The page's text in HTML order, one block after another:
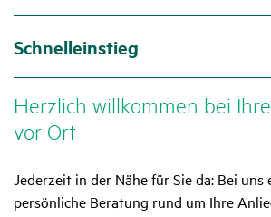
Schnelleinstieg
Herz­lich will­kommen bei
vor Ort
Jederzeit in der Nähe für Sie da: Bei uns
persönliche Beratung rund um Ihre